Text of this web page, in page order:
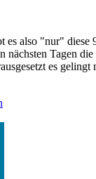
es also "nur" diese
nächsten Tagen
es gelingt